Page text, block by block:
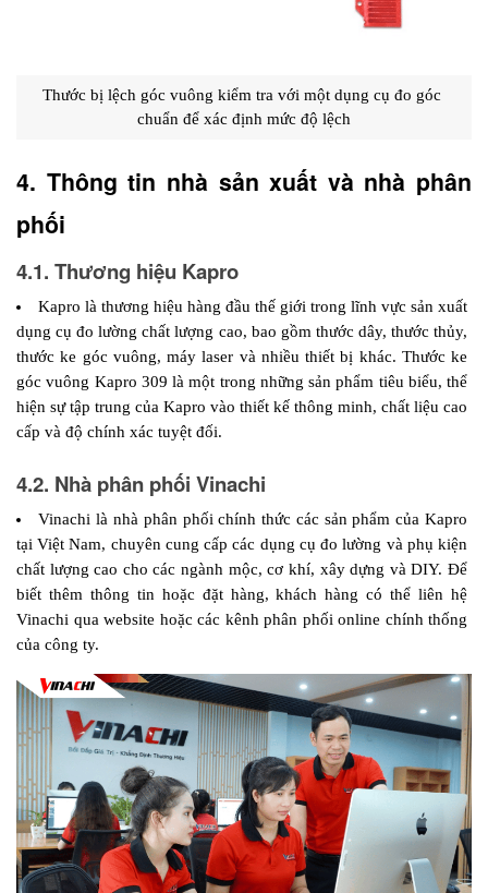
Thước bị lệch góc vuông kiểm tra với một dụng cụ đo góc
chuẩn để xác định mức độ lệch
4. Thông tin nhà sản xuất và nhà phân
phối
4.1. Thương hiệu Kapro
Kapro là thương hiệu hàng đầu thế giới trong lĩnh vực sản xuất
dụng cụ đo lường chất lượng cao, bao gồm thước dây, thước thủy,
thước ke góc vuông, máy laser và nhiều thiết bị khác. Thước ke
góc vuông Kapro 309 là một trong những sản phẩm tiêu biểu, thể
hiện sự tập trung của Kapro vào thiết kế thông minh, chất liệu cao
cấp và độ chính xác tuyệt đối.
4.2. Nhà phân phối Vinachi
Vinachi là nhà phân phối chính thức các sản phẩm của Kapro
tại Việt Nam, chuyên cung cấp các dụng cụ đo lường và phụ kiện
chất lượng cao cho các ngành mộc, cơ khí, xây dựng và DIY. Để
biết thêm thông tin hoặc đặt hàng, khách hàng có thể liên hệ
Vinachi qua website hoặc các kênh phân phối online chính thống
của công ty.